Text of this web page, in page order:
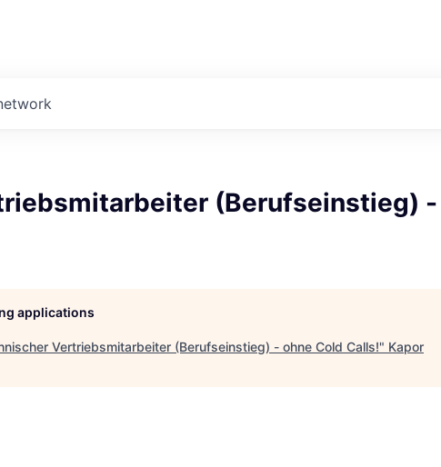
(Berufseinstieg) -
applications
Vertriebsmitarbeiter (Berufseinstieg) - ohne Cold Calls!" Kapor